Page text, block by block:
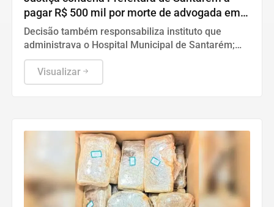
pagar R$ 500 mil por morte de advogada em
2019
Decisão também responsabiliza instituto que
administrava o Hospital Municipal de Santarém;
sentença aponta falhas no atendimento e demora
para realização de cirurgia
Visualizar